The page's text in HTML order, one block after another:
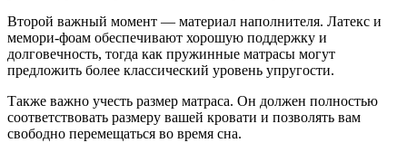
Второй важный момент — материал наполнителя. Латекс и
мемори-фоам обеспечивают хорошую поддержку и
долговечность, тогда как пружинные матрасы могут
предложить более классический уровень упругости.
Также важно учесть размер матраса. Он должен полностью
соответствовать размеру вашей кровати и позволять вам
свободно перемещаться во время сна.